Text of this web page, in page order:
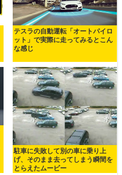
テスラの自動運転「オートパイロ
ット」で実際に走ってみるとこん
な感じ
駐車に失敗して別の車に乗り上
げ、そのまま去ってしまう瞬間を
とらえたムービー